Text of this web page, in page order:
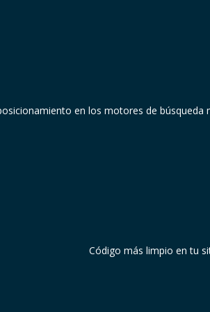
en los motores de búsqueda
Código más limpio en tu